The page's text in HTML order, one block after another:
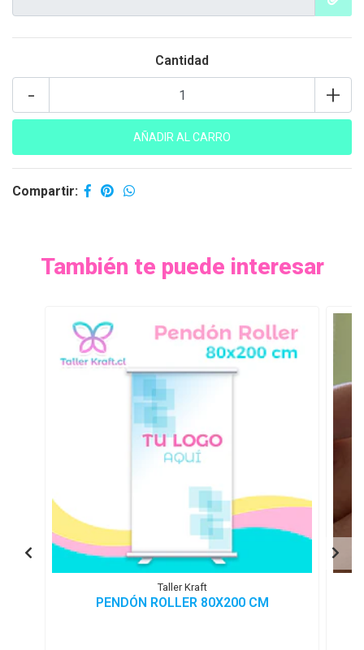
Cantidad
+
-
Compartir:
También te puede interesar
Taller Kraft
PENDÓN ROLLER 80X200 CM